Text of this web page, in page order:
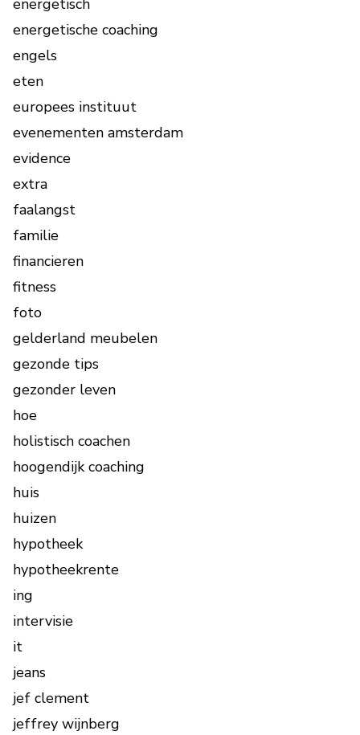
energetisch
energetische coaching
engels
eten
europees instituut
evenementen amsterdam
evidence
extra
faalangst
familie
financieren
fitness
foto
gelderland meubelen
gezonde tips
gezonder leven
hoe
holistisch coachen
hoogendijk coaching
huis
huizen
hypotheek
hypotheekrente
ing
intervisie
it
jeans
jef clement
jeffrey wijnberg